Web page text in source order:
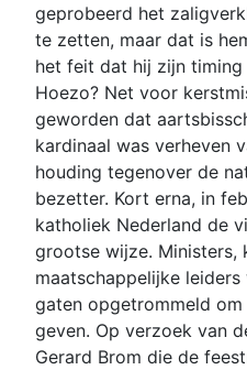
geprobeerd het
te zetten, maar dat is
het feit dat hij zijn
Hoezo? Net voor
geworden dat
kardinaal was verheven
houding tegenover de
bezetter. Kort erna, in
katholiek Nederland de
grootse wijze. Ministers,
maatschappelijke
gaten opgetrommeld
geven. Op verzoek van
Gerard Brom die de